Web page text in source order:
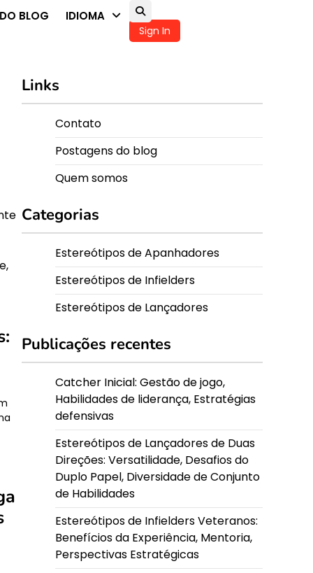
BLOG IDIOMA
Sign In
Links
Contato
Postagens do blog
Quem somos
Categorias
Estereótipos de Apanhadores
Estereótipos de Infielders
Estereótipos de Lançadores
Publicações recentes
Catcher Inicial: Gestão de jogo,
Habilidades de liderança, Estratégias
defensivas
Estereótipos de Lançadores de Duas
Direções: Versatilidade, Desafios do
Duplo Papel, Diversidade de Conjunto
de Habilidades
Estereótipos de Infielders Veteranos:
Benefícios da Experiência, Mentoria,
Perspectivas Estratégicas